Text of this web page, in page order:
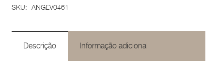
SKU: ANGEV0461
Descrição Informação adicional